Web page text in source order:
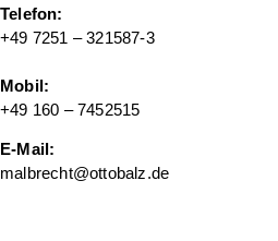
Telefon:
+49 7251 – 321587-3
Mobil:
+49 160 – 7452515
E-Mail:
malbrecht@ottobalz.de